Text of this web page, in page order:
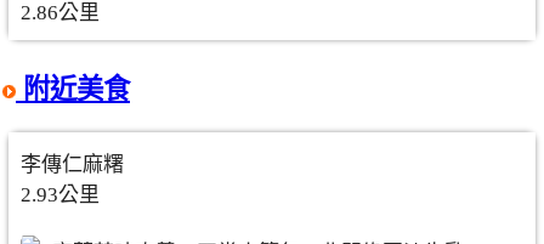
2.86公里
附近美食
李傳仁麻糬
2.93公里